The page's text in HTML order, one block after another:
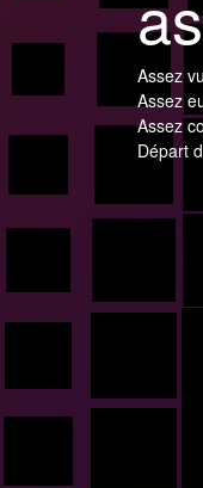
Assez
Assez
Assez
Départ